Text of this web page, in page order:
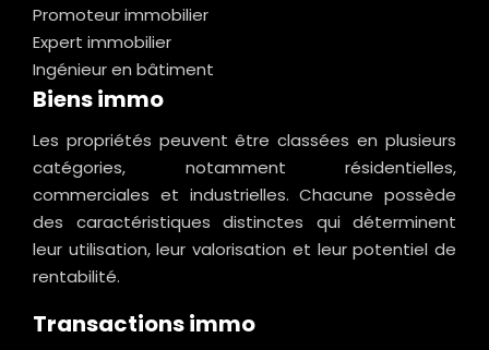
Promoteur immobilier
Expert immobilier
Ingénieur en bâtiment
Biens immo
Les propriétés peuvent être classées en plusieurs
catégories, notamment résidentielles,
commerciales et industrielles. Chacune possède
des caractéristiques distinctes qui déterminent
leur utilisation, leur valorisation et leur potentiel de
rentabilité.
Transactions immo